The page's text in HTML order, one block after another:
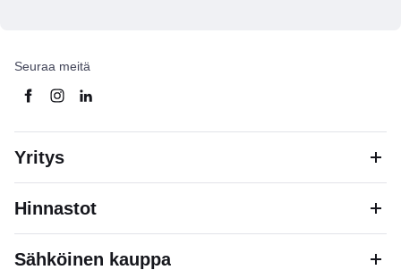
Seuraa meitä
Yritys
Hinnastot
Sähköinen kauppa